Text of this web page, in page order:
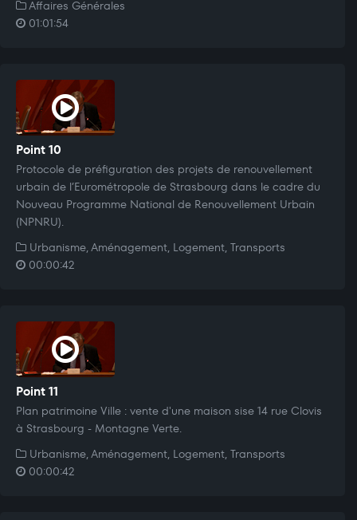
Affaires Générales
01:01:54
Point 10
Protocole de préfiguration des projets de renouvellement
urbain de l’Eurométropole de Strasbourg dans le cadre du
Nouveau Programme National de Renouvellement Urbain
(NPNRU).
Urbanisme, Aménagement, Logement, Transports
00:00:42
Point 11
Plan patrimoine Ville : vente d'une maison sise 14 rue Clovis
à Strasbourg - Montagne Verte.
Urbanisme, Aménagement, Logement, Transports
00:00:42